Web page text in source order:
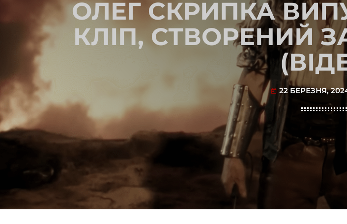
ОЛЕГ СКРИПКА
КЛІП, СТВОРЕНИЙ
today 22 БЕРЕЗНЯ,